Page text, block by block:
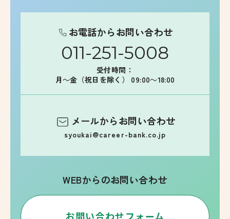
お電話からお問い合わせ
011-251-5008
受付時間：
月～金（祝日を除く） 09:00～18:00
メールからお問い合わせ
syoukai@career-bank.co.jp
WEBからのお問い合わせ
お問い合わせフォーム